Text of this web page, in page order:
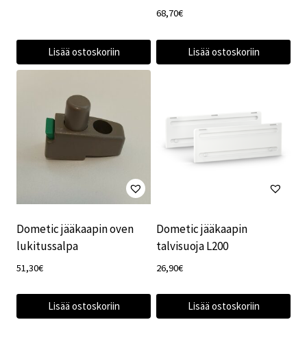
Lisää ostoskoriin
68,70€
Lisää ostoskoriin
Dometic jääkaapin oven
lukitussalpa
51,30€
Lisää ostoskoriin
Dometic jääkaapin
talvisuoja L200
26,90€
Lisää ostoskoriin